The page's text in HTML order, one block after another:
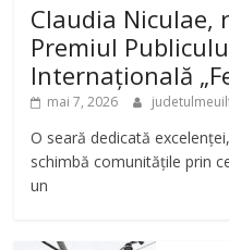
Claudia Niculae,
Premiul
Internațională
mai 7, 2026
O seară dedicată
schimbă comunitățile prin
un